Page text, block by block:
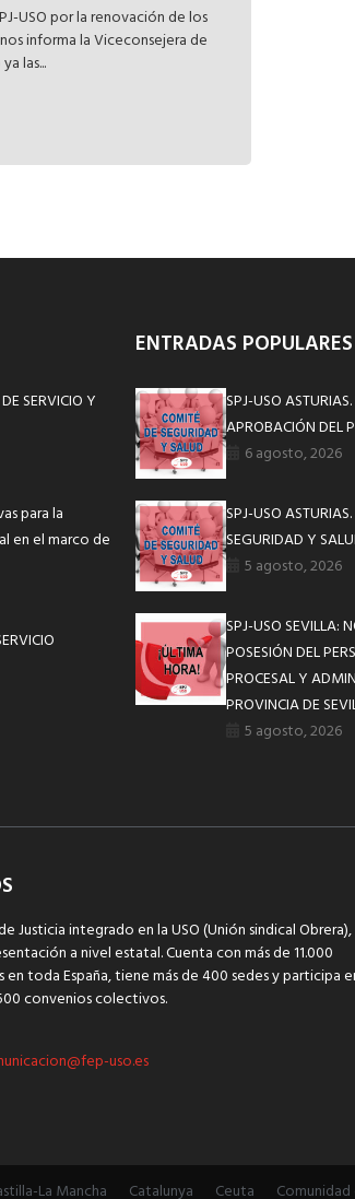
USO por la renovación de los
informa la Viceconsejera de
las...
SERVICIO Y
para la
en el marco de
ENTRADAS POPULARES
SPJ-USO
APROBACIÓN DEL
6 agosto, 2026
SPJ-USO
SEGURIDAD Y
5 agosto, 2026
SPJ-USO SEVILLA:
POSESIÓN DEL
PROCESAL Y
PROVINCIA DE
5 agosto, 2026
Justicia integrado en la USO (Unión sindical
a nivel estatal. Cuenta con más de 11.000
toda España, tiene más de 400 sedes y participa
convenios colectivos.
uso.es
La Mancha Catalunya Ceuta